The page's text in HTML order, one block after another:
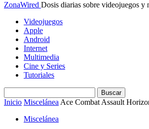
ZonaWired Dosis diarias sobre videojuegos y
Videojuegos
Apple
Android
Internet
Multimedia
Cine y Series
Tutoriales
Inicio Miscelánea Ace Combat Assault
Miscelánea